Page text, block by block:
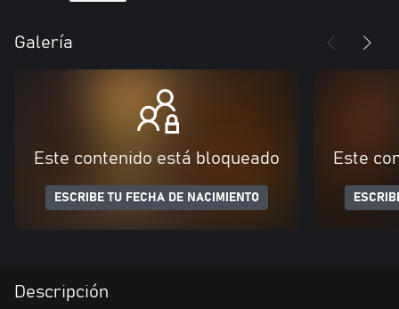
Galería
Este contenido está bloqueado
ESCRIBE TU FECHA DE NACIMIENTO
Este
Descripción